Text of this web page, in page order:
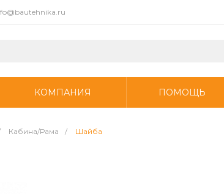
КОМПАНИЯ ПОМОЩЬ
Кабина/Рама / Шайба